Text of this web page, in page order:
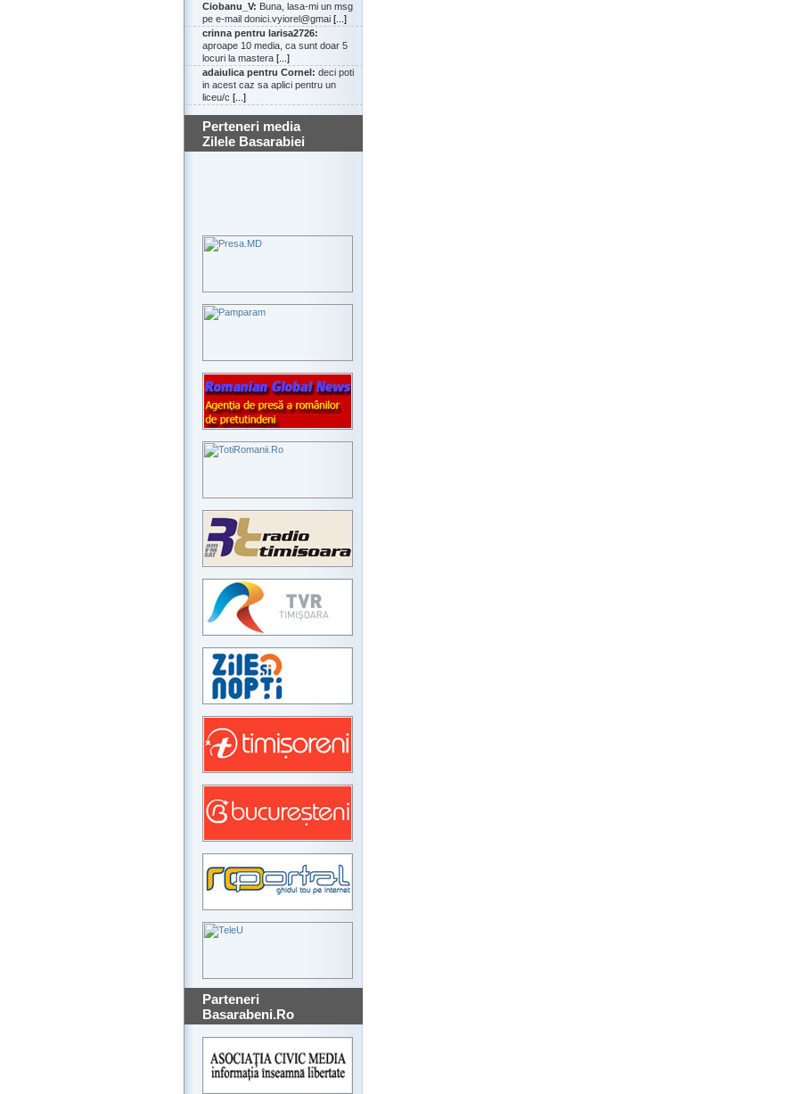
Ciobanu_V: Buna, lasa-mi un msg
pe e-mail donici.vyiorel@gmai [...]
crinna pentru larisa2726:
aproape 10 media, ca sunt doar 5
locuri la mastera [...]
adaiulica pentru Cornel: deci poti
in acest caz sa aplici pentru un
liceu/c [...]
Perteneri media
Zilele Basarabiei
Parteneri
Basarabeni.Ro